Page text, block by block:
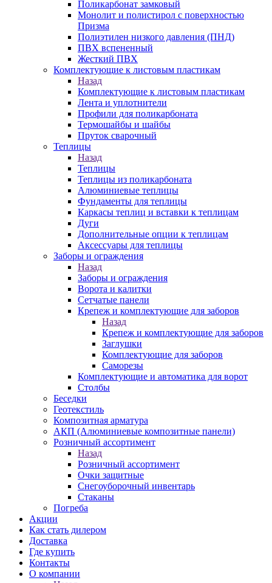
Поликарбонат замковый
Монолит и полистирол с поверхностью
Призма
Полиэтилен низкого давления (ПНД)
ПВХ вспененный
Жесткий ПВХ
Комплектующие к листовым пластикам
Назад
Комплектующие к листовым пластикам
Лента и уплотнители
Профили для поликарбоната
Термошайбы и шайбы
Пруток сварочный
Теплицы
Назад
Теплицы
Теплицы из поликарбоната
Алюминиевые теплицы
Фундаменты для теплицы
Каркасы теплиц и вставки к теплицам
Дуги
Дополнительные опции к теплицам
Аксессуары для теплицы
Заборы и ограждения
Назад
Заборы и ограждения
Ворота и калитки
Сетчатые панели
Крепеж и комплектующие для заборов
Назад
Крепеж и комплектующие для заборов
Заглушки
Комплектующие для заборов
Саморезы
Комплектующие и автоматика для ворот
Столбы
Беседки
Геотекстиль
Композитная арматура
АКП (Алюминиевые композитные панели)
Розничный ассортимент
Назад
Розничный ассортимент
Очки защитные
Снегоуборочный инвентарь
Стаканы
Погреба
Акции
Как стать дилером
Доставка
Где купить
Контакты
О компании